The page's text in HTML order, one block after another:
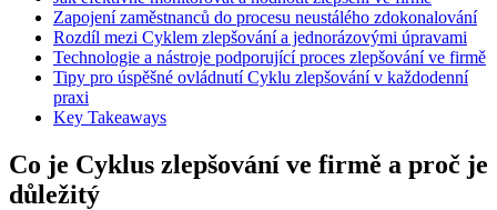
Zapojení zaměstnanců do procesu neustálého zdokonalování
Rozdíl mezi Cyklem zlepšování a jednorázovými úpravami
Technologie a nástroje podporující proces zlepšování ve firmě
Tipy pro úspěšné ovládnutí Cyklu zlepšování v každodenní
praxi
Key Takeaways
Co je Cyklus zlepšování ve firmě a proč je
důležitý